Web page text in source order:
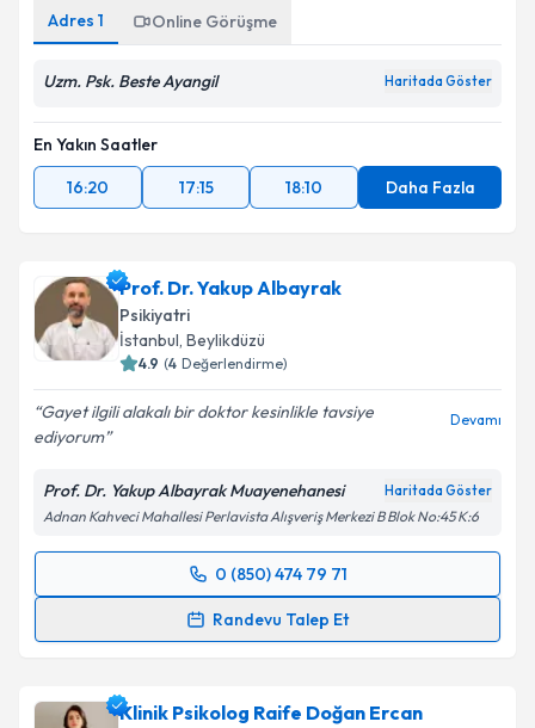
Adres 1 Online Görüşme
Uzm. Psk. Beste Ayangil Haritada Göster
En Yakın Saatler
16:20
17:15 18:10 Daha Fazla
Prof. Dr. Yakup Albayrak
Psikiyatri
İstanbul, Beylikdüzü
4.9 (4 Değerlendirme)
Gayet ilgili alakalı bir doktor kesinlikle tavsiye
ediyorum
Devamı
Prof. Dr. Yakup Albayrak Muayenehanesi Haritada Göster
Adnan Kahveci Mahallesi Perlavista Alışveriş Merkezi B Blok No:45 K:6
0 (850) 474 79 71
Randevu Talep Et
Randevu Takvimi Talebi
takvim hazırlandığında e-posta ile bilgilendireceğiz.
Klinik Psikolog Raife Doğan Ercan